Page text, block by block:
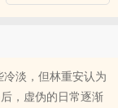
淡，但林重安认为
，虚伪的日常逐渐